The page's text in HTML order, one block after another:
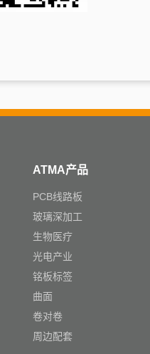
ATMA产品
PCB线路板
玻璃深加工
生物医疗
光电产业
铭板标签
曲面
卷对卷
周边配套